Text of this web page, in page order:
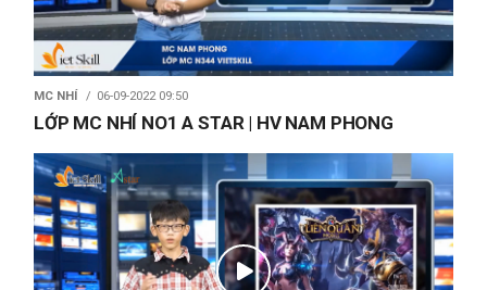
MC NHÍ 06-09-2022 09:50
LỚP MC NHÍ NO1 A STAR | HV NAM PHONG